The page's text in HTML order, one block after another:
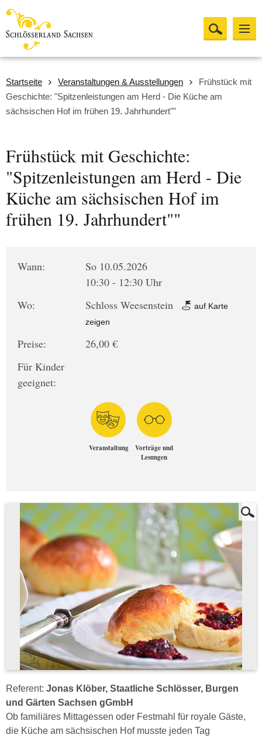
Startseite Veranstaltungen & Ausstellungen
Frühstück mit
Geschichte: "Spitzenleistungen am Herd - Die Küche am
sächsischen Hof im frühen 19. Jahrhundert""
Frühstück mit Geschichte:
"Spitzenleistungen am Herd - Die
Küche am sächsischen Hof im
frühen 19. Jahrhundert""
Wann:
So 10.05.2026
10:30 - 12:30 Uhr
Wo:
Schloss Weesenstein
auf Karte
zeigen
Preise:
26,00 €
Für Kinder
geeignet:
Veranstaltung
Vorträge und
Lesungen
­­­­­­­Referent: Jonas Klöber, Staatliche Schlösser, Burgen
und Gärten Sachsen gGmbH
Ob familiäres Mittagessen oder Festmahl für royale Gäste,
die Küche am sächsischen Hof musste jeden Tag